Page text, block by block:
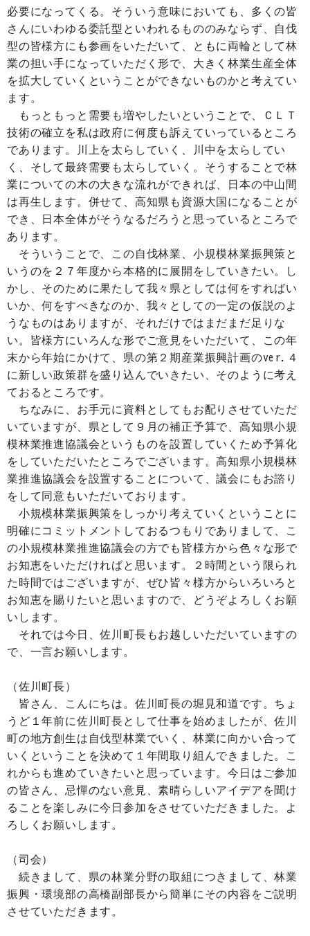
必要になってくる。そういう意味においても、多くの皆
さんにいわゆる委託型といわれるもののみならず、自伐
型の皆様方にも参画をいただいて、ともに両輪として林
業の担い手になっていただく形で、大きく林業生産全体
を拡大していくということができないものかと考えてい
ます。
もっともっと需要も増やしたいということで、ＣＬＴ
技術の確立を私は政府に何度も訴えていっているところ
であります。川上を太らしていく、川中を太らしてい
く、そして最終需要も太らしていく。そうすることで林
業についての木の大きな流れができれば、日本の中山間
は再生します。併せて、高知県も資源大国になることが
でき、日本全体がそうなるだろうと思っているところで
あります。
そういうことで、この自伐林業、小規模林業振興策と
いうのを２７年度から本格的に展開をしていきたい。し
かし、そのために果たして我々県としては何をすればい
いか、何をすべきなのか、我々としての一定の仮説のよ
うなものはありますが、それだけではまだまだ足りな
い。皆様方にいろんな形でご意見をいただいて、この年
末から年始にかけて、県の第２期産業振興計画のver.４
に新しい政策群を盛り込んでいきたい、そのように考え
ておるところです。
ちなみに、お手元に資料としてもお配りさせていただ
いていますが、県として９月の補正予算で、高知県小規
模林業推進協議会というものを設置していくため予算化
をしていただいたところでございます。高知県小規模林
業推進協議会を設置することについて、議会にもお諮り
をして同意もいただいております。
小規模林業振興策をしっかり考えていくということに
明確にコミットメントしておるつもりでありまして、こ
の小規模林業推進協議会の方でも皆様方から色々な形で
お知恵をいただければと思います。２時間という限られ
た時間ではございますが、ぜひ皆々様方からいろいろと
お知恵を賜りたいと思いますので、どうぞよろしくお願
いします。
それでは今日、佐川町長もお越しいただいていますの
で、一言お願いします。
（佐川町長）
皆さん、こんにちは。佐川町長の堀見和道です。ちょ
うど１年前に佐川町長として仕事を始めましたが、佐川
町の地方創生は自伐型林業でいく、林業に向かい合って
いくということを決めて１年間取り組んできました。こ
れからも進めていきたいと思っています。今日はご参加
の皆さん、忌憚のない意見、素晴らしいアイデアを聞け
ることを楽しみに今日参加をさせていただきました。よ
ろしくお願いします。
（司会）
続きまして、県の林業分野の取組につきまして、林業
振興・環境部の高橋副部長から簡単にその内容をご説明
させていただきます。